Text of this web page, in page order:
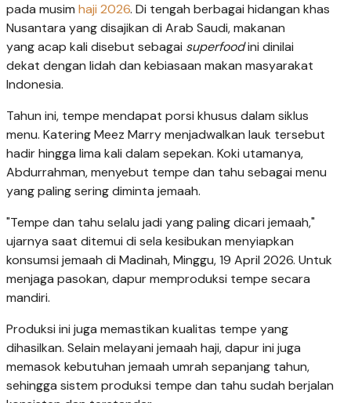
pada musim haji 2026. Di tengah berbagai hidangan khas
Nusantara yang disajikan di Arab Saudi, makanan
yang acap kali disebut sebagai superfoodini dinilai
dekat dengan lidah dan kebiasaan makan masyarakat
Indonesia.
Tahun ini, tempe mendapat porsi khusus dalam siklus
menu. Katering Meez Marry menjadwalkan lauk tersebut
hadir hingga lima kali dalam sepekan. Koki utamanya,
Abdurrahman, menyebut tempe dan tahu sebagai menu
yang paling sering diminta jemaah.
"Tempe dan tahu selalu jadi yang paling dicari jemaah,"
ujarnya saat ditemui di sela kesibukan menyiapkan
konsumsi jemaah di Madinah, Minggu, 19 April 2026. Untuk
menjaga pasokan, dapur memproduksi tempe secara
mandiri.
Produksi ini juga memastikan kualitas tempe yang
dihasilkan. Selain melayani jemaah haji, dapur ini juga
memasok kebutuhan jemaah umrah sepanjang tahun,
sehingga sistem produksi tempe dan tahu sudah berjalan